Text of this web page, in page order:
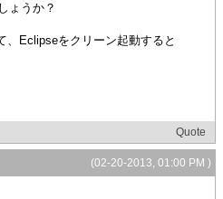
ょうか？
、Eclipseをクリーン起動すると
Quote
(02-20-2013, 01:00 PM )